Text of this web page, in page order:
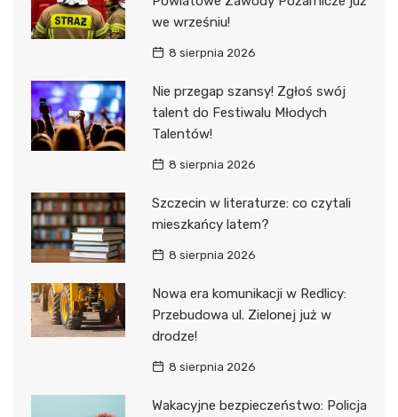
we wrześniu!
8 sierpnia 2026
Nie przegap szansy! Zgłoś swój
talent do Festiwalu Młodych
Talentów!
8 sierpnia 2026
Szczecin w literaturze: co czytali
mieszkańcy latem?
8 sierpnia 2026
Nowa era komunikacji w Redlicy:
Przebudowa ul. Zielonej już w
drodze!
8 sierpnia 2026
Wakacyjne bezpieczeństwo: Policja